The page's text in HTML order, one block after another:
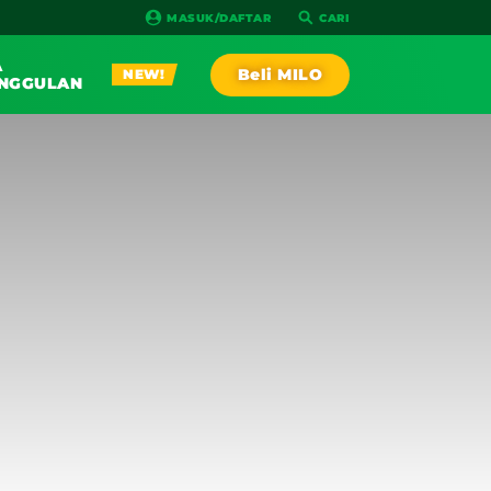
MASUK/DAFTAR CARI
NEW! Beli MILO